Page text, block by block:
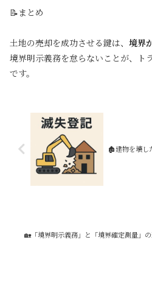
📝まとめ
土地の売却を成功させる鍵は、 境界
境界明示義務を怠らないことが、ト
です。
🏚️建物を壊し
🏡「境界明示義務」と「境界確定測量」